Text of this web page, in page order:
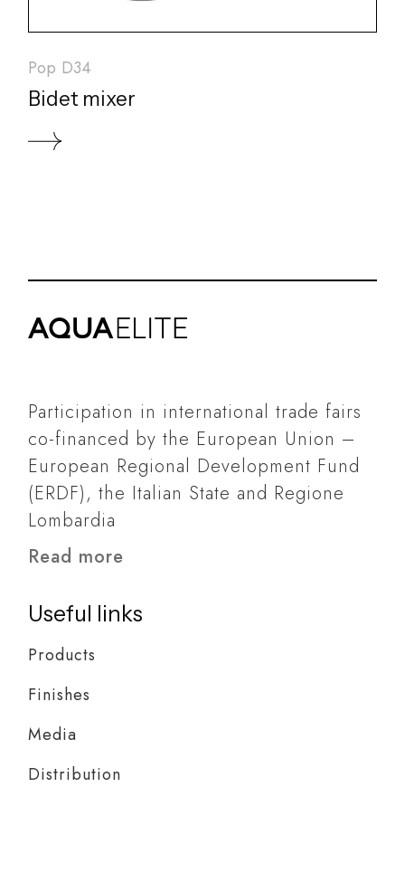
Pop D34
Bidet mixer
Participation in international trade fairs
co-financed by the European Union –
European Regional Development Fund
(ERDF), the Italian State and Regione
Lombardia
Read more
Useful links
Products
Finishes
Media
Distribution